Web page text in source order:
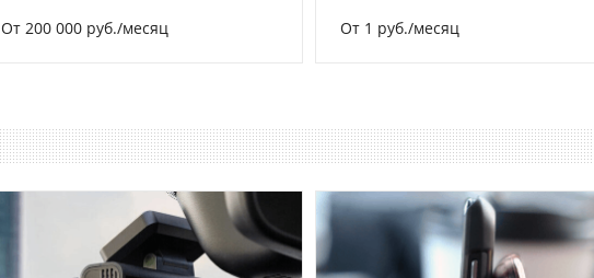
От 200 000 руб./месяц От 1 руб./месяц